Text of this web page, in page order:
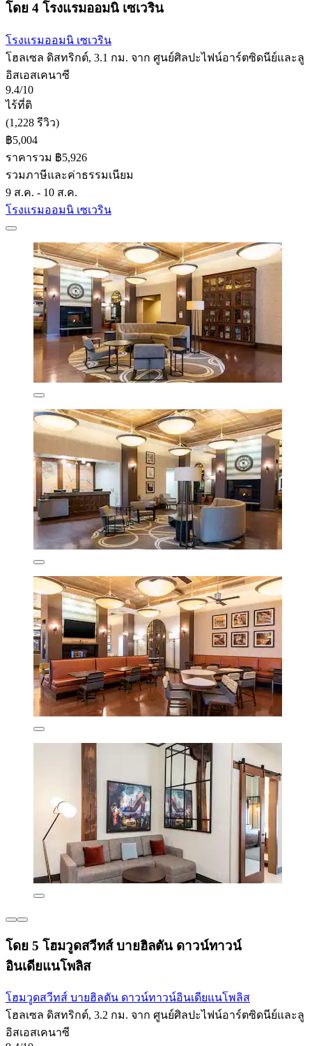
โดย 4 โรงแรมออมนิ เซเวริน
โรงแรมออมนิ เซเวริน
โฮลเซล ดิสทริกต์, 3.1 กม. จาก ศูนย์ศิลปะไฟน์อาร์ตซิดนีย์และลู
อิสเอสเคนาซี
9.4/10
ไร้ที่ติ
(1,228 รีวิว)
฿5,004
ราคารวม ฿5,926
รวมภาษีและค่าธรรมเนียม
9 ส.ค. - 10 ส.ค.
โรงแรมออมนิ เซเวริน
โดย 5 โฮมวูดสวีทส์ บายฮิลตัน ดาวน์ทาวน์
อินเดียแนโพลิส
โฮมวูดสวีทส์ บายฮิลตัน ดาวน์ทาวน์อินเดียแนโพลิส
โฮลเซล ดิสทริกต์, 3.2 กม. จาก ศูนย์ศิลปะไฟน์อาร์ตซิดนีย์และลู
อิสเอสเคนาซี